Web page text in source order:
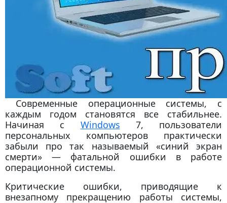
Современные операционные системы, с
каждым годом становятся все стабильнее.
Начиная с Windows 7, пользователи
персональных компьютеров практически
забыли про так называемый «синий экран
смерти» — фатальной ошибки в работе
операционной системы.
Критические ошибки, приводящие к
внезапному прекращению работы системы,